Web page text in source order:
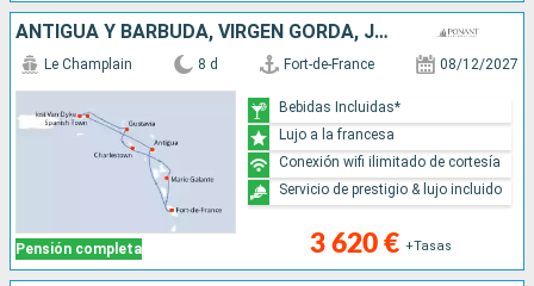
ANTIGUA Y BARBUDA, VIRGEN GORDA, JOST VAN DYKE, FRANCIA, GUADALUPE, MARTINICA
Pensión completa
Le Champlain 8 d Fort-de-France 08/12/2027
3 620 € +Tasas
Bebidas Incluidas*
Lujo a la francesa
Conexión wifi ilimitado de cortesía
Servicio de prestigio & lujo incluido